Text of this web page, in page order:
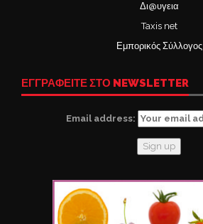
Δι@υγεια
Taxis net
Εμπορικός Σύλλογος
ΕΓΓΡΑΦΕΙΤΕ ΣΤΟ NEWSLETTER
Email address: